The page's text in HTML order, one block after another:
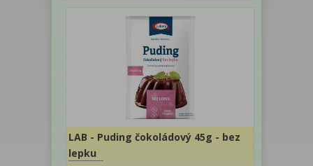
LAB - Puding čokoládový 45g - bez
lepku